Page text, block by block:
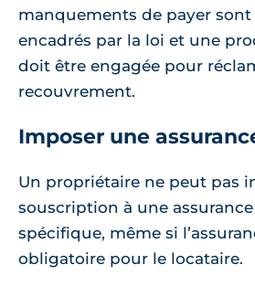
manquements de payer
encadrés par la loi et une
doit être engagée pour
recouvrement.
Imposer une
Un propriétaire ne peut pas
souscription à une
spécifique, même si
obligatoire pour le locataire.